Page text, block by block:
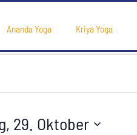
Ananda Yoga Kriya Yoga
mit Maja
29. Oktober